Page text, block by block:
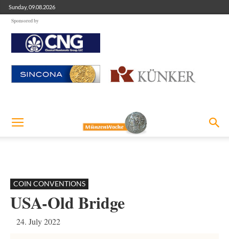
Sunday, 09.08.2026
Sponsored by
COIN CONVENTIONS
USA-Old Bridge
24. July 2022